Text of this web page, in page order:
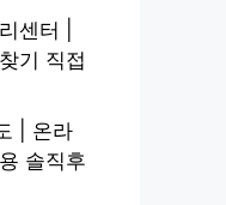
센터 |
기 직접
| 온라
솔직후